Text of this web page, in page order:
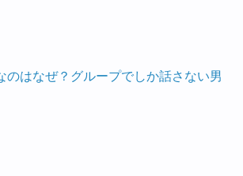
のはなぜ？グループでしか話さない男